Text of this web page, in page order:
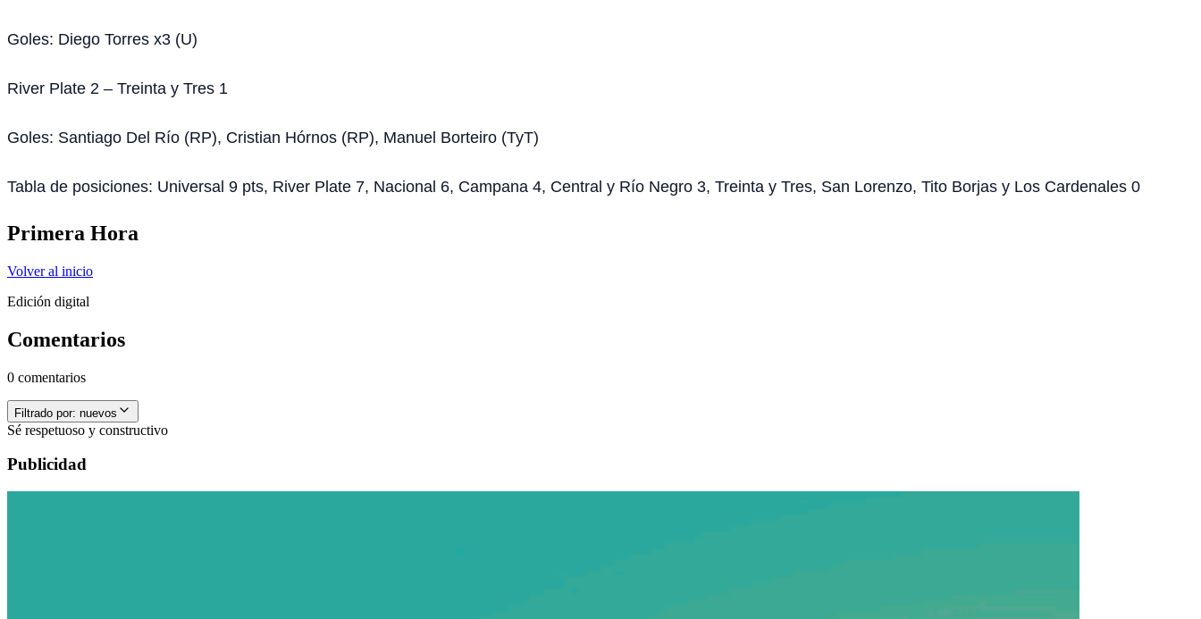
Goles: Diego Torres x3 (U)
River Plate 2 – Treinta y Tres 1
Goles: Santiago Del Río (RP), Cristian Hórnos (RP), Manuel Borteiro (TyT)
Tabla de posiciones: Universal 9 pts, River Plate 7, Nacional 6, Campana 4, Central y Río Negro 3, Treinta y Tres, San Lorenzo, Tito Borjas y Los Cardenales 0
Primera Hora
Volver al inicio
Edición digital
Comentarios
0 comentarios
Filtrado por: nuevos
Sé respetuoso y constructivo
Publicidad